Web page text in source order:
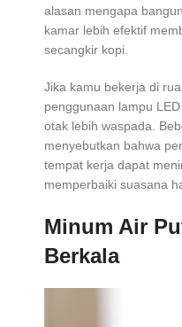
alasan mengapa
kamar lebih efektif
secangkir kopi.
Jika kamu bekerja di
penggunaan lampu
otak lebih waspada.
menyebutkan bahwa
tempat kerja dapat
memperbaiki suasana
Minum Air
Berkala